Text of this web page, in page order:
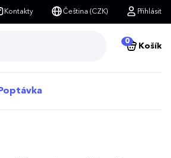
Kontakty Čeština (CZK) Přihlásit
0
Košík
Poptávka